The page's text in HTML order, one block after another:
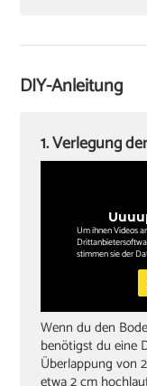
Cuttermesser
Zollstock
DIY-Anleitung
Um ihnen Videos
stimmen sie der
1. Verlegung
Wenn du den
benötigst du eine
Überlappung von